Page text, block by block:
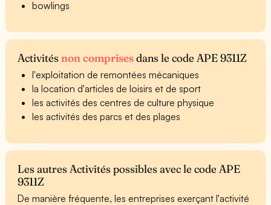
bowlings
Activitésnon comprisesdans le code APE 9311Z
l'exploitation de remontées mécaniques
la location d'articles de loisirs et de sport
les activités des centres de culture physique
les activités des parcs et des plages
Les autres Activités possibles avec le code APE
9311Z
De manière fréquente, les entreprises exerçant l'activité